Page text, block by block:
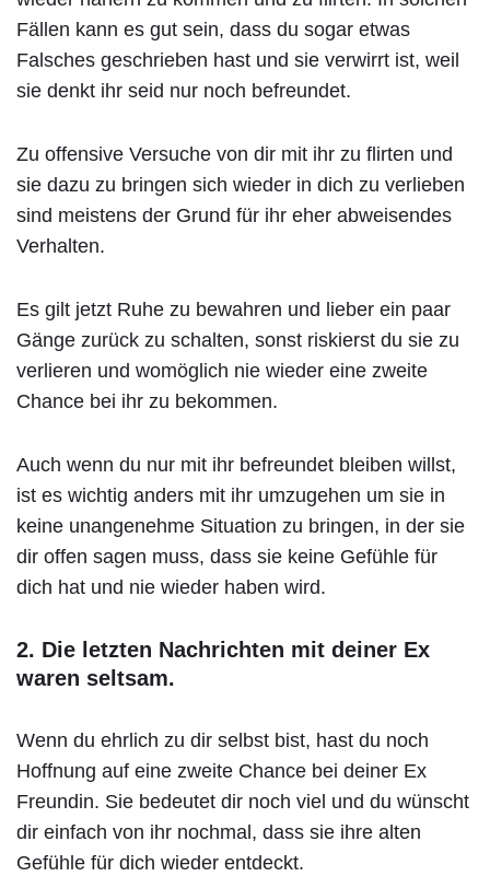
Fällen kann es gut sein, dass du sogar etwas
Falsches geschrieben hast und sie verwirrt ist, weil
sie denkt ihr seid nur noch befreundet.
Zu offensive Versuche von dir mit ihr zu flirten und
sie dazu zu bringen sich wieder in dich zu verlieben
sind meistens der Grund für ihr eher abweisendes
Verhalten.
Es gilt jetzt Ruhe zu bewahren und lieber ein paar
Gänge zurück zu schalten, sonst riskierst du sie zu
verlieren und womöglich nie wieder eine zweite
Chance bei ihr zu bekommen.
Auch wenn du nur mit ihr befreundet bleiben willst,
ist es wichtig anders mit ihr umzugehen um sie in
keine unangenehme Situation zu bringen, in der sie
dir offen sagen muss, dass sie keine Gefühle für
dich hat und nie wieder haben wird.
2. Die letzten Nachrichten mit deiner Ex
waren seltsam.
Wenn du ehrlich zu dir selbst bist, hast du noch
Hoffnung auf eine zweite Chance bei deiner Ex
Freundin. Sie bedeutet dir noch viel und du wünscht
dir einfach von ihr nochmal, dass sie ihre alten
Gefühle für dich wieder entdeckt.